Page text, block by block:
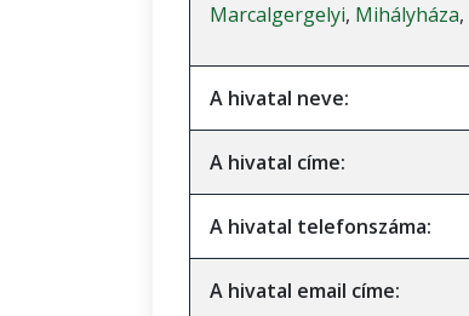
Marcalgergelyi, Mihályháza,
A hivatal neve:
A hivatal címe:
A hivatal telefonszáma:
A hivatal email címe: